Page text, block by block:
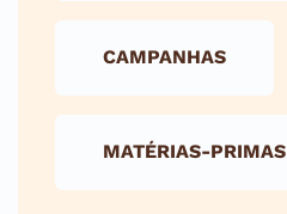
CAMPANHAS
MATÉRIAS-PRIMAS